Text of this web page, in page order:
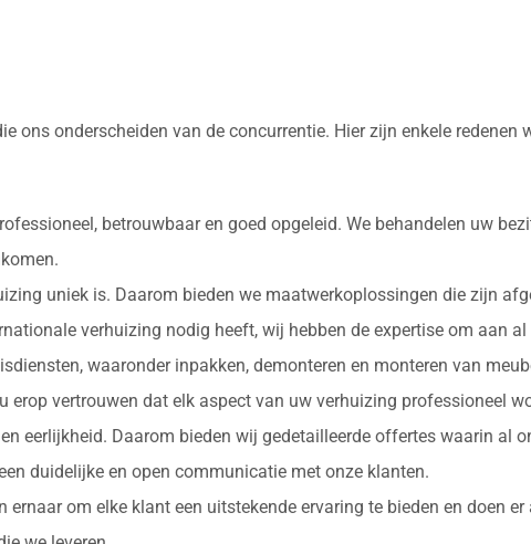
onderscheiden van de concurrentie. Hier zijn enkele redenen
betrouwbaar en goed opgeleid. We behandelen uw
uniek is. Daarom bieden we maatwerkoplossingen die zijn
verhuizing nodig heeft, wij hebben de expertise om aan
waaronder inpakken, demonteren en monteren van
vertrouwen dat elk aspect van uw verhuizing professioneel
eerlijkheid. Daarom bieden wij gedetailleerde offertes waarin al
duidelijke en open communicatie met onze klanten.
ernaar om elke klant een uitstekende ervaring te bieden en doen